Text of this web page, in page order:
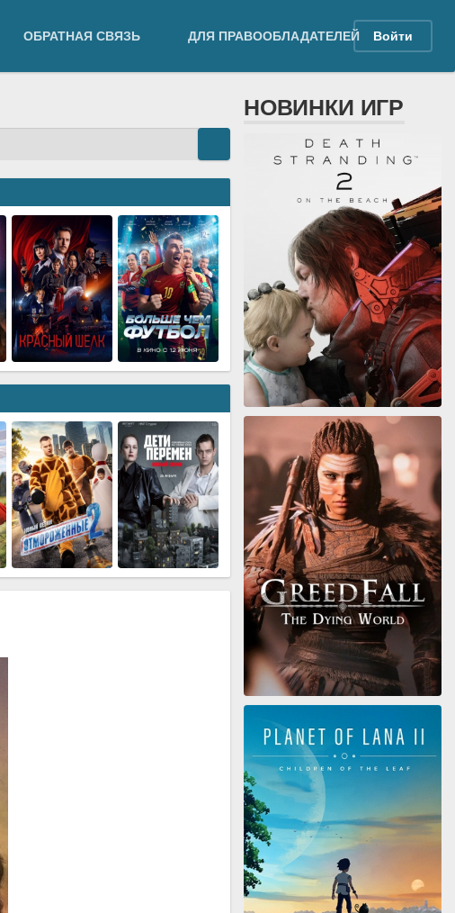
ОБРАТНАЯ СВЯЗЬ ДЛЯ ПРАВООБЛАДАТЕЛЕЙ Войти
НОВИНКИ ИГР